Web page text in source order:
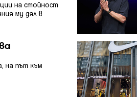
на стойност
му дял в
на път към